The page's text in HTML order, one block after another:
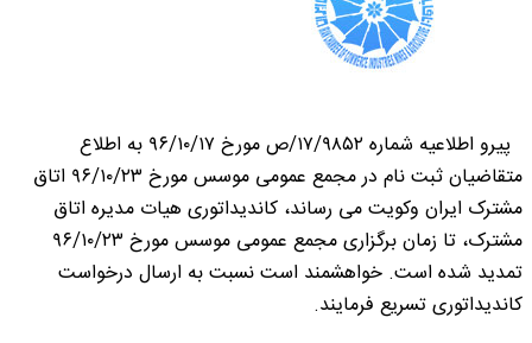
پیرو اطلاعیه شماره ۱۷/۹۸۵۲/ص مورخ ۹۶/۱۰/۱۷ به اطلاع
متقاضیان ثبت نام در مجمع عمومی موسس مورخ ۹۶/۱۰/۲۳ اتاق
مشترک ایران وکویت می رساند، کاندیداتوری هیات مدیره اتاق
مشترک، تا زمان برگزاری مجمع عمومی موسس مورخ ۹۶/۱۰/۲۳
تمدید شده است. خواهشمند است نسبت به ارسال درخواست
کاندیداتوری تسریع فرمایند.